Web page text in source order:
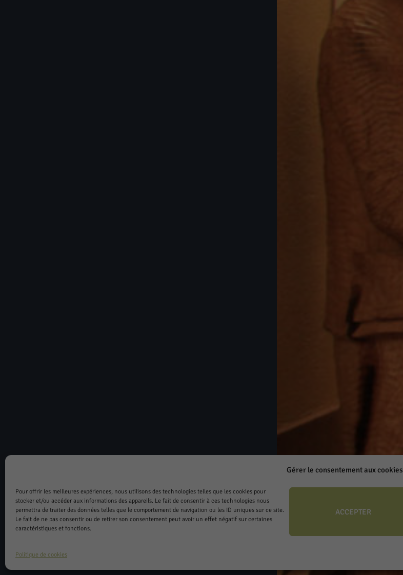
Gérer le consentement aux cookies
Pour offrir les meilleures expériences, nous utilisons des technologies telles que les cookies pour
stocker et/ou accéder aux informations des appareils. Le fait de consentir à ces technologies nous
permettra de traiter des données telles que le comportement de navigation ou les ID uniques sur ce site.
Le fait de ne pas consentir ou de retirer son consentement peut avoir un effet négatif sur certaines
caractéristiques et fonctions.
ACCEPTER
Politique de cookies